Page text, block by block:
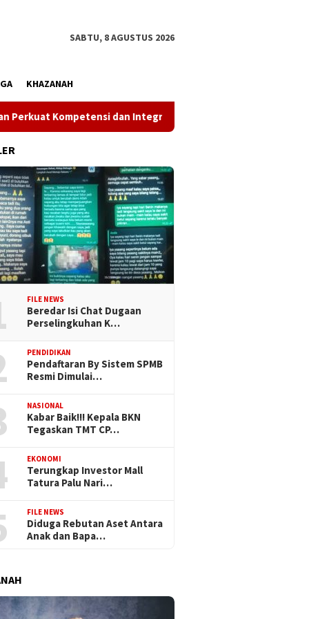
SABTU, 8 AGUSTUS 2026
KHAZANAH
dan Integritas di Era Digital
FILE NEWS
Beredar Isi Chat Dugaan
Perselingkuhan K…
PENDIDIKAN
Pendaftaran By Sistem SPMB
Resmi Dimulai…
NASIONAL
Kabar Baik!!! Kepala BKN
Tegaskan TMT CP…
EKONOMI
Terungkap Investor Mall
Tatura Palu Nari…
FILE NEWS
Diduga Rebutan Aset Antara
Anak dan Bapa…